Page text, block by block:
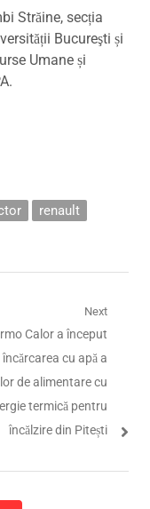
Străine, secția
Bucureşti și
Umane și
renault
Next
Calor a început
încărcarea cu apă a
de alimentare cu
termică pentru
încălzire din Pitești